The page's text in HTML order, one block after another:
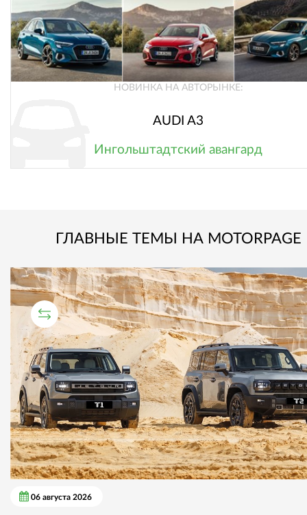
НОВИНКА НА АВТОРЫНКЕ:
AUDI A3
Ингольштадтский авангард
ГЛАВНЫЕ ТЕМЫ НА MOTORPAGE
СРАВНИТЕЛЬНЫЙ ТЕСТ
06 августа 2026